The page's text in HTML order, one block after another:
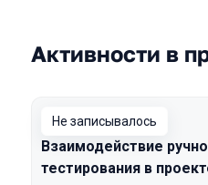
Активности в
Не записывалось
Взаимодействие
тестирования в